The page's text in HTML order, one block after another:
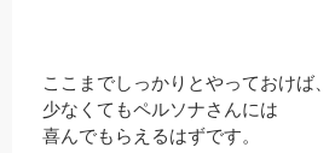
ここまでしっかりとやっておけば、
少なくてもペルソナさんには
喜んでもらえるはずです。